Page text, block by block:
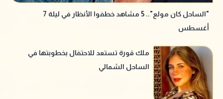
"الساحل كان مولع".. 5 مشاهد خطفوا الأنظار في ليلة 7
أغسطس
ملك قورة تستعد للاحتفال بخطوبتها في
الساحل الشمالي